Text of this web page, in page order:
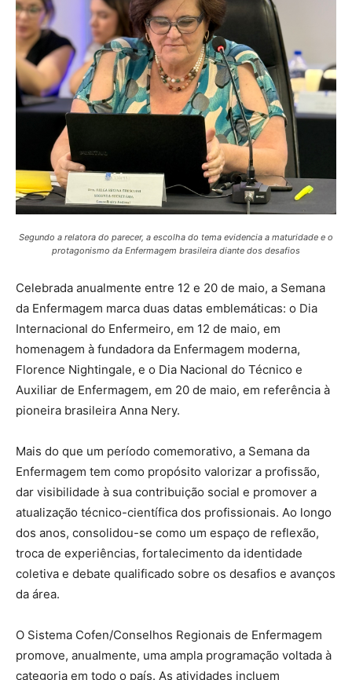
Segundo a relatora do parecer, a escolha do tema evidencia a maturidade e o
protagonismo da Enfermagem brasileira diante dos desafios
Celebrada anualmente entre 12 e 20 de maio, a Semana
da Enfermagem marca duas datas emblemáticas: o Dia
Internacional do Enfermeiro, em 12 de maio, em
homenagem à fundadora da Enfermagem moderna,
Florence Nightingale, e o Dia Nacional do Técnico e
Auxiliar de Enfermagem, em 20 de maio, em referência à
pioneira brasileira Anna Nery.
Mais do que um período comemorativo, a Semana da
Enfermagem tem como propósito valorizar a profissão,
dar visibilidade à sua contribuição social e promover a
atualização técnico-científica dos profissionais. Ao longo
dos anos, consolidou-se como um espaço de reflexão,
troca de experiências, fortalecimento da identidade
coletiva e debate qualificado sobre os desafios e avanços
da área.
O Sistema Cofen/Conselhos Regionais de Enfermagem
promove, anualmente, uma ampla programação voltada à
categoria em todo o país. As atividades incluem